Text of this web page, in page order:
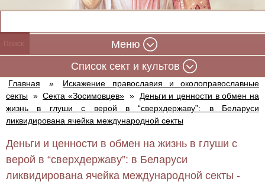
Меню
Cписок сект и культов
Главная »
Искажение православия и околоправославные
секты » Секта «Зосимовцев» »
Деньги и ценности в обмен на
жизнь в глуши с верой в “сверхдержаву”: в Беларуси
ликвидирована ячейка международной секты
Деньги и ценности в обмен на жизнь в глуши с
верой в “сверхдержаву”: в Беларуси
ликвидирована ячейка международной секты -